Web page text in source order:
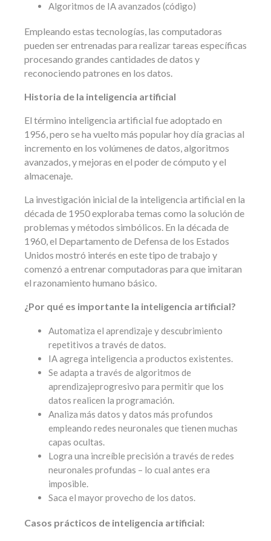
Algoritmos de IA avanzados (código)
Empleando estas tecnologías, las computadoras
pueden ser entrenadas para realizar tareas específicas
procesando grandes cantidades de datos y
reconociendo patrones en los datos.
Historia de la inteligencia artificial
El término inteligencia artificial fue adoptado en
1956, pero se ha vuelto más popular hoy día gracias al
incremento en los volúmenes de datos, algoritmos
avanzados, y mejoras en el poder de cómputo y el
almacenaje.
La investigación inicial de la inteligencia artificial en la
década de 1950 exploraba temas como la solución de
problemas y métodos simbólicos. En la década de
1960, el Departamento de Defensa de los Estados
Unidos mostró interés en este tipo de trabajo y
comenzó a entrenar computadoras para que imitaran
el razonamiento humano básico.
¿Por qué es importante la inteligencia artificial?
Automatiza el aprendizaje y descubrimiento
repetitivos a través de datos.
IA agrega inteligencia a productos existentes.
Se adapta a través de algoritmos de
aprendizajeprogresivo para permitir que los
datos realicen la programación.
Analiza más datos y datos más profundos
empleando redes neuronales que tienen muchas
capas ocultas.
Logra una increíble precisión a través de redes
neuronales profundas – lo cual antes era
imposible.
Saca el mayor provecho de los datos.
Casos prácticos de inteligencia artificial: